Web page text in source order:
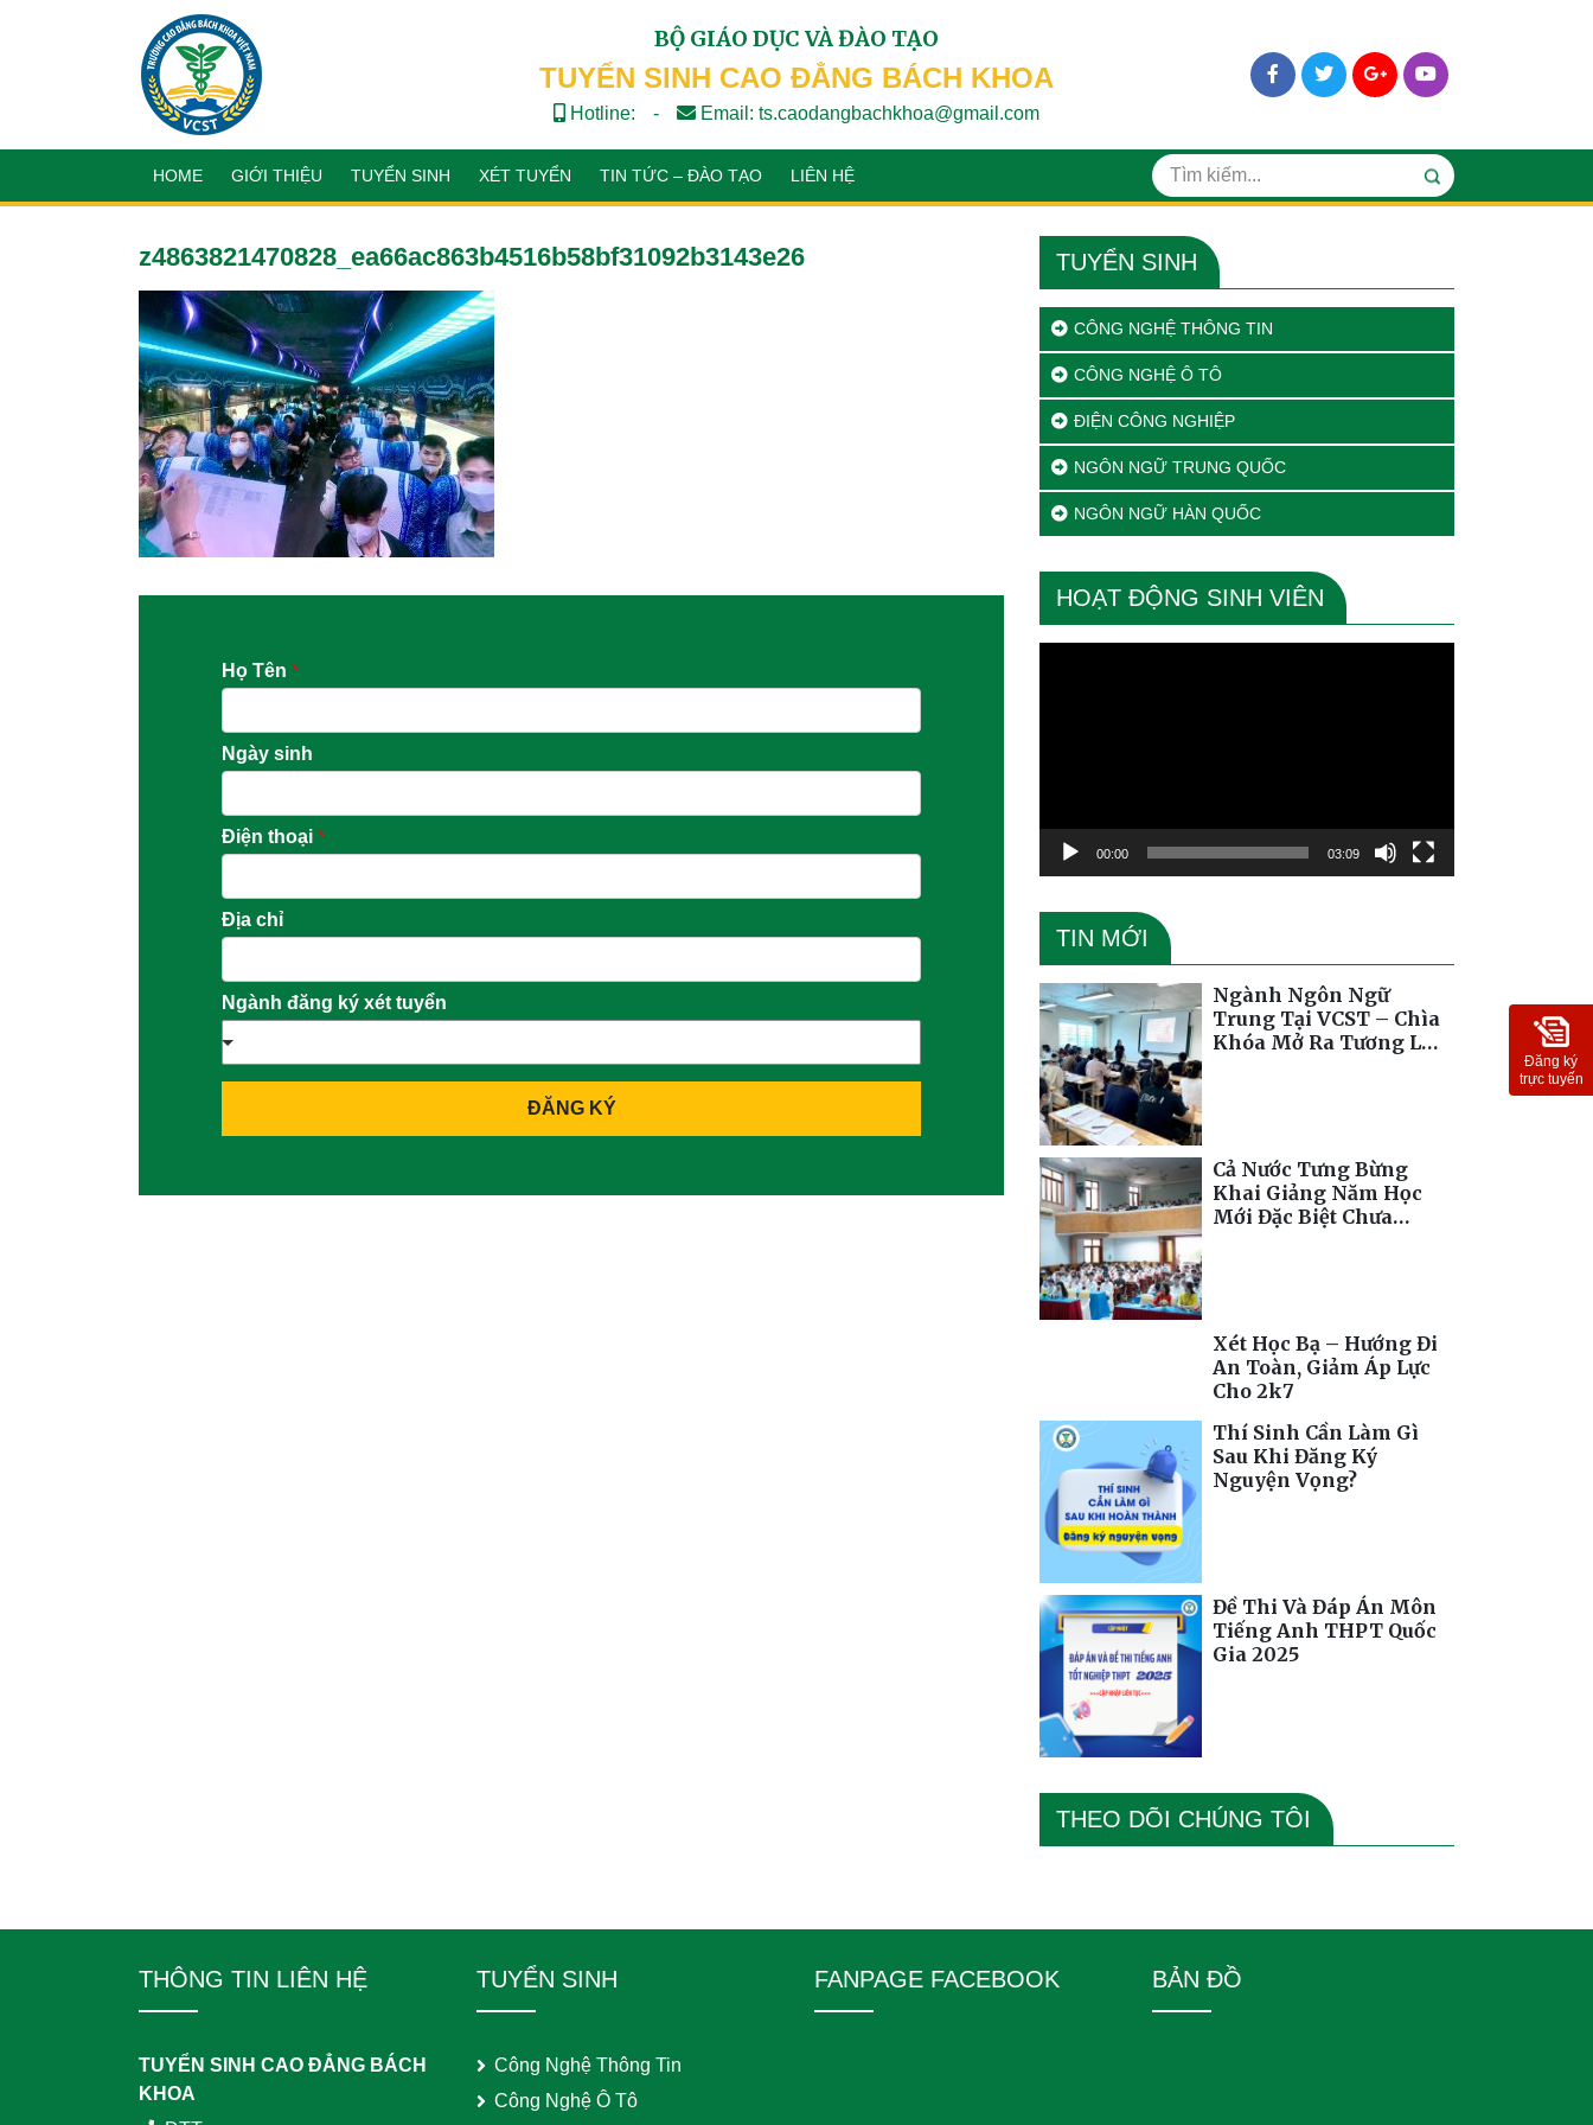
BỘ GIÁO DỤC VÀ ĐÀO TẠO
TUYỂN SINH CAO ĐẲNG BÁCH KHOA
Hotline: - Email: ts.caodangbachkhoa@gmail.com
HOME GIỚI THIỆU TUYỂN SINH XÉT TUYỂN TIN TỨC – ĐÀO TẠO LIÊN HỆ
z4863821470828_ea66ac863b4516b58bf31092b3143e26
Họ Tên *
Ngày sinh
Điện thoại *
Địa chỉ
Ngành đăng ký xét tuyển
ĐĂNG KÝ
TUYỂN SINH
CÔNG NGHỆ THÔNG TIN
CÔNG NGHỆ Ô TÔ
ĐIỆN CÔNG NGHIỆP
NGÔN NGỮ TRUNG QUỐC
NGÔN NGỮ HÀN QUỐC
HOẠT ĐỘNG SINH VIÊN
00:00 03:09
TIN MỚI
Ngành Ngôn Ngữ
Trung Tại VCST – Chìa
Khóa Mở Ra Tương Lai
Cả Nước Tưng Bừng
Khai Giảng Năm Học
Mới Đặc Biệt Chưa
Xét Học Bạ – Hướng Đi
An Toàn, Giảm Áp Lực
Cho 2k7
Thí Sinh Cần Làm Gì
Sau Khi Đăng Ký
Nguyện Vọng?
Đề Thi Và Đáp Án Môn
Tiếng Anh THPT Quốc
Gia 2025
THEO DÕI CHÚNG TÔI
THÔNG TIN LIÊN HỆ
TUYỂN SINH CAO ĐẲNG BÁCH
KHOA
TUYỂN SINH
Công Nghệ Thông Tin
Công Nghệ Ô Tô
FANPAGE FACEBOOK BẢN ĐỒ
Đăng ký
trực tuyến